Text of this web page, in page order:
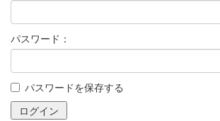
パスワード：
パスワードを保存する